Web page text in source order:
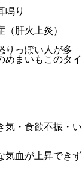
鳴り
肝火上炎）
りっぽい人が多
めまいもこのタイ
気・食欲不振・い
気血が上昇できず